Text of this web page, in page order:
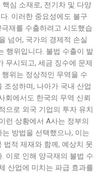
라이버시를 중요시하는 모
한 아르카디아 시그니처는
합된 공간으로, 이곳에서의
일상을 제공할 것으로 기
심 소재로, 전기차 및 다양
. 이러한 중요성에도 불구
재를 수출하려고 시도했습
넘어, 국가의 경제적 손실
행위입니다. 불법 수출이 발
무시되고, 세금 징수에 문제
위는 정상적인 무역을 수
조성하며, 나아가 국내 산업
회에서도 한국의 무역 신뢰
으로 외국 기업의 투자 유치
런 상황에서 A사는 정부의
방법을 선택했으나, 이는
법적 제재와 함께, 예상치 못
이로 인해 양극재의 불법 수
산업에 미치는 파급 효과를